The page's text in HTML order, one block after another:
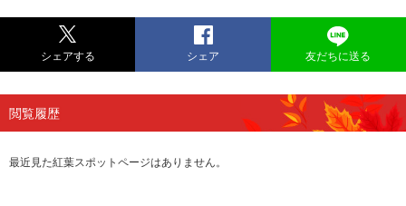
シェアする シェア 友だちに送る
閲覧履歴
最近見た紅葉スポットページはありません。